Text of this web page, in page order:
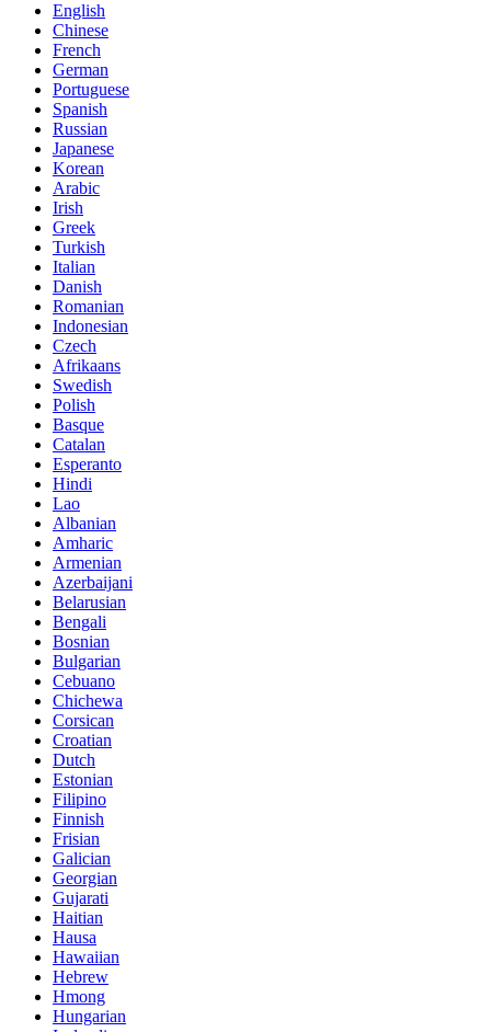
English
Chinese
French
German
Portuguese
Spanish
Russian
Japanese
Korean
Arabic
Irish
Greek
Turkish
Italian
Danish
Romanian
Indonesian
Czech
Afrikaans
Swedish
Polish
Basque
Catalan
Esperanto
Hindi
Lao
Albanian
Amharic
Armenian
Azerbaijani
Belarusian
Bengali
Bosnian
Bulgarian
Cebuano
Chichewa
Corsican
Croatian
Dutch
Estonian
Filipino
Finnish
Frisian
Galician
Georgian
Gujarati
Haitian
Hausa
Hawaiian
Hebrew
Hmong
Hungarian